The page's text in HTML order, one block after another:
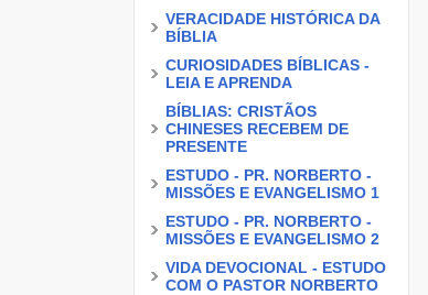
VERACIDADE HISTÓRICA DA
BÍBLIA
CURIOSIDADES BÍBLICAS -
LEIA E APRENDA
BÍBLIAS: CRISTÃOS
CHINESES RECEBEM DE
PRESENTE
ESTUDO - PR. NORBERTO -
MISSÕES E EVANGELISMO 1
ESTUDO - PR. NORBERTO -
MISSÕES E EVANGELISMO 2
VIDA DEVOCIONAL - ESTUDO
COM O PASTOR NORBERTO